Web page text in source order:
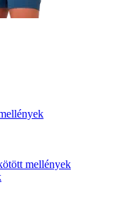
mellények